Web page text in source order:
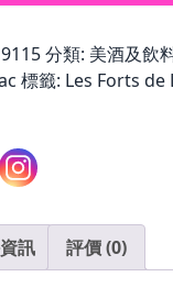
分類: 美酒及飲
標籤: Les Forts
訊 評價 (0)